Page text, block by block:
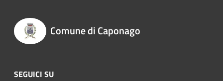
Comune di Caponago
SEGUICI SU